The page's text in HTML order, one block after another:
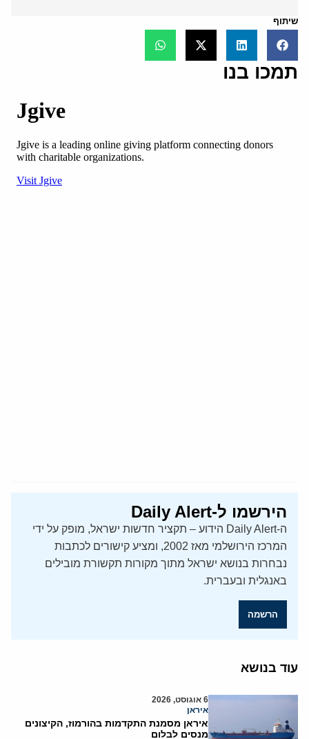
שיתוף
תמכו בנו
הירשמו ל-Daily Alert
ה-Daily Alert הידוע – תקציר חדשות ישראל, מופק על ידי
המרכז הירושלמי מאז 2002, ומציע קישורים לכתבות
נבחרות בנושא ישראל מתוך מקורות תקשורת מובילים
באנגלית ובעברית.
הרשמה
עוד בנושא
6 אוגוסט, 2026
איראן
איראן מסמנת התקדמות בהורמוז, הקיצונים
מנסים לבלום